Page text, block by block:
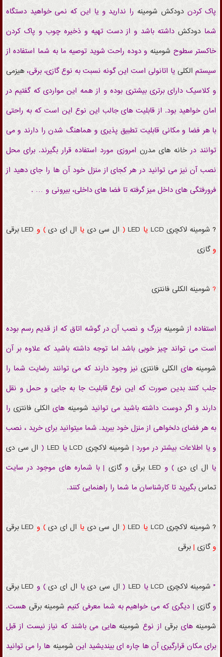
پاک کردندودکش شومینه را ندارید و یا این که نمی خواهید دستگاه
شما دودکشداشته باشد و از دست تهیه و ذخیره چوب و پاک کردن
خاکستر سطوح شومینهو دوده راحت شوید توصیه ما به شما استفاده از
سیستم الکلی یا اتانولی است این گونه نسبت به نوع گازی، برقی،هیزمی
و کلاسیک دارای برتری بیشتری بوده و از همه این مواردی که گفتیم در
امان خواهید بود. از قابلیت های جالب این نوع این است که به راحتی
با هر فضا و مکانی قابلیت تطبیق پذیری و هماهنگ شدن را دارند و می
توانند درخانه های مدرن امروزی مورد استفاده قرار بگیرند. برای محل
نصب آن نیز می توانید در هر کجای از منزل خود آن ها را جای دهید از
فرورفتگی های داخل میز گرفته تا فضا های داخلی، بیرونی و … .
? شومینه لاکچری LCD یا LED
( ال سی دی یا ال ای دی) و LED برقی
وگازی
? شومینه الکلی فانتزی
استفاده از شومینه بزرگ و نصب آن در گوشه اتاق که از قدیم رسم بوده
است می تواند چیز خوبی باشد اما توجه داشته باشید که علاوه بر آن
شومینههای الکلی فانتزی نیز وجود دارند که می توانند رضایت شما را
جلب کنند بدین صورت که این نوع قابلیت جا به جایی و حمل و نقل
دارند و اگر دوست داشته باشید می توانید شومینه های الکلی فانتزی را
به هر فضای دلخواهی از منزل خود ببرید. شما میتوانید برای خرید ، نصب
و یا اطلاعات بیشتر در مورد | شومینه لاکچری LCDیا LED
( ال سی دی
یا ال ای دی) و LED برقی وگازی | با شماره های موجود در سایت
تماس بگیرید تا کارشناسان ما شما را راهنمایی کنند.
? شومینه لاکچری LCD یا LED
( ال سی دی یا ال ای دی) و LED برقی
وگازی| برقی
* شومینه لاکچری LCDیا LED
( ال سی دییا ال ای دی) و LED برقی
وگازی | دیگری که می خواهیم به شما معرفی کنیم شومینه برقی هست.
شومینه های برقی از نوع شومینههایی می باشند که نیاز نیست از قبل
برای مکان قرارگیری آن ها چاره ای بیندیشید این شومینه ها را می توانید